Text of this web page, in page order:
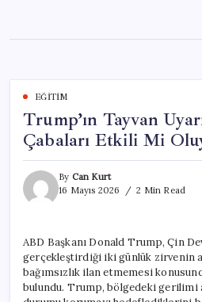
content
EĞITIM
Trump’ın Tayvan
Çabaları Etkili Mi
By Can Kurt
16 Mayıs 2026
2 Min Read
ABD Başkanı Donald Trump, Çin
gerçekleştirdiği iki günlük zirvenin
bağımsızlık ilan etmemesi
bulundu. Trump, bölgedeki gerilimi